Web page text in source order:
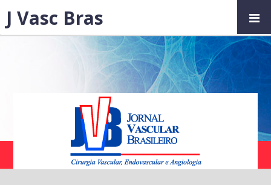
J Vasc Bras